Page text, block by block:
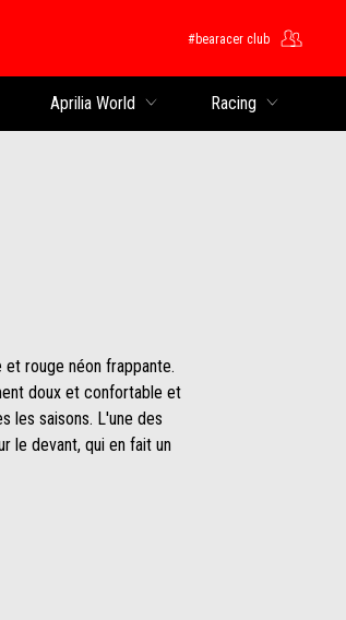
#bearacer club
Aprilia World Racing
rouge néon frappante.
doux et confortable et
les saisons. L'une des
le devant, qui en fait un